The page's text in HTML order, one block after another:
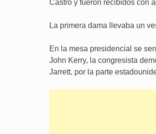
Castro y fueron recibidos con
La primera dama llevaba un
En la mesa presidencial se
John Kerry, la congresista
Jarrett, por la parte